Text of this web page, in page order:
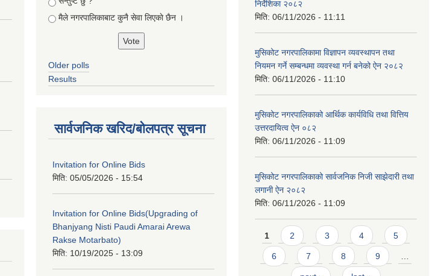
मैले नगरपालिकाबाट कुनै सेवा लिएकाे छैन ।
Older polls
Results
सार्वजनिक खरिद/बोलपत्र सूचना
Invitation for Online Bids
मिति: 05/05/2026 - 15:54
Invitation for Online Bids(Upgrading of
Bhanjyang Nisti Paudi Amarai Arewa
Rakse Motarbato)
मिति: 10/19/2025 - 13:09
निर्देशिका २०८२
मिति: 06/11/2026 - 11:11
मुसिकोट नगरपालिकामा विज्ञापन व्यवस्थापन तथा
नियमन गर्ने सम्बन्धमा व्यवस्था गर्न बनेको ऐन २०८२
मिति: 06/11/2026 - 11:10
मुसिकोट नगरपालिकाको आर्थिक कार्यविधि तथा वित्तिय
उत्तरदायित्व ऐन ०८२
मिति: 06/11/2026 - 11:09
मुसिकोट नगरपालिकाको सार्वजनिक निजी साझेदारी तथा
लगानी ऐन २०८२
मिति: 06/11/2026 - 11:09
Pages
1 2 3 4 5
6 7 8 9 …